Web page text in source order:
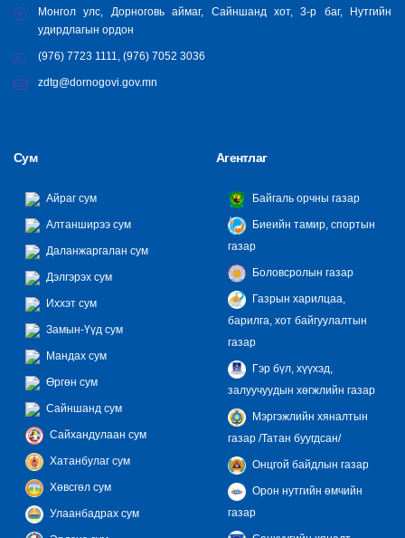
Монгол улс, Дорноговь аймаг, Сайншанд хот, 3-р баг, Нутгийн
удирдлагын ордон
(976) 7723 1111, (976) 7052 3036
zdtg@dornogovi.gov.mn
Сум
Айраг сум
Алтанширээ сум
Даланжаргалан сум
Дэлгэрэх сум
Иххэт сум
Замын-Үүд сум
Мандах сум
Өргөн сум
Сайншанд сум
Сайхандулаан сум
Хатанбулаг сум
Хөвсгөл сум
Улаанбадрах сум
Агентлаг
Байгаль орчны газар
Биеийн тамир, спортын
газар
Боловсролын газар
Газрын харилцаа,
барилга, хот байгуулалтын
газар
Гэр бүл, хүүхэд,
залуучуудын хөгжлийн газар
Мэргэжлийн хяналтын
газар /Татан буугдсан/
Онцгой байдлын газар
Орон нутгийн өмчийн
газар